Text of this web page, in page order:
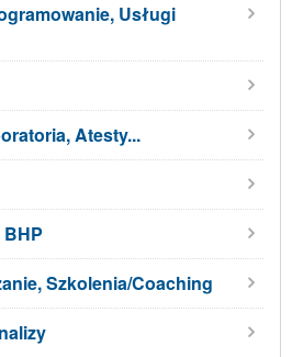
Atesty...
BHP
Szkolenia/Coaching